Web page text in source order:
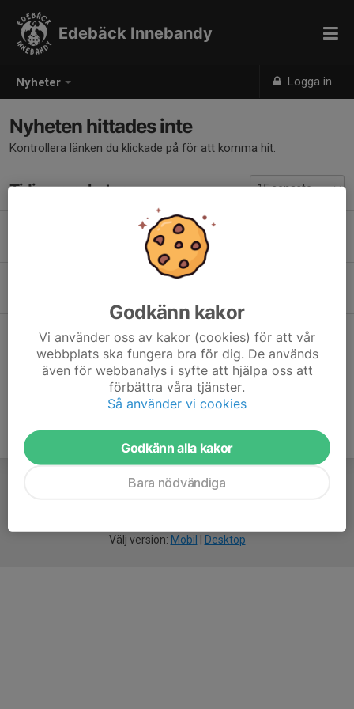
Nyheter Logga in
Edebäck Innebandy
Nyheten hittades inte
Kontrollera länken du klickade på för att komma hit.
Tidigare nyheter
Nytt Bankgiro på våra fakturor
0
Välj version: Mobil Desktop
Godkänn kakor
Vi använder oss av kakor (cookies) för att vår
webbplats ska fungera bra för dig. De används
även för webbanalys i syfte att hjälpa oss att
förbättra våra tjänster.
Så använder vi cookies
Godkänn alla kakor
Bara nödvändiga